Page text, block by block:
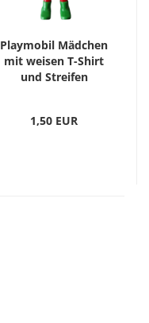
Playmobil Mädchen
mit weisen T-Shirt
und Streifen
1,50 EUR